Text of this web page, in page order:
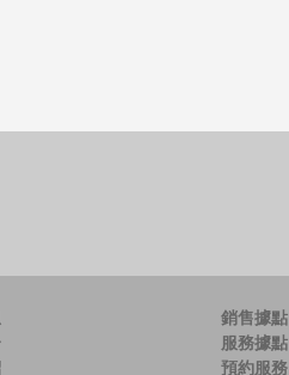
銷售據點
服務據點
預約服務